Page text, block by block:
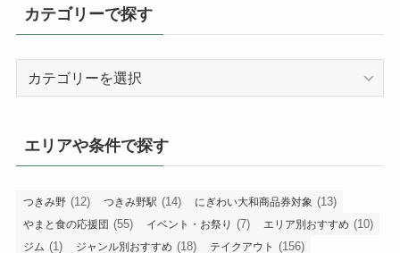
カテゴリーで探す
探
す
エリアや条件で探す
つきみ野 (12) つきみ野駅 (14) にぎわい大和商品券対象 (13)
やまと食の応援団 (55) イベント・お祭り (7) エリア別おすすめ (10)
ジム (1) ジャンル別おすすめ (18) テイクアウト (156)